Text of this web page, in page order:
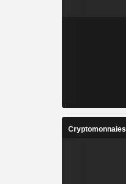
Cryptomonnaies